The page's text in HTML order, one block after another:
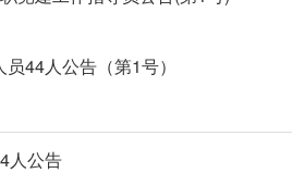
44人公告（第1号）
人公告